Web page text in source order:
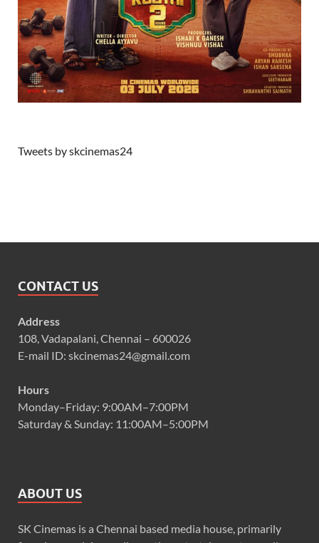
Tweets by skcinemas24
CONTACT US
Address
108, Vadapalani, Chennai – 600026
E-mail ID: skcinemas24@gmail.com
Hours
Monday–Friday: 9:00AM–7:00PM
Saturday & Sunday: 11:00AM–5:00PM
ABOUT US
SK Cinemas is a Chennai based media house, primarily